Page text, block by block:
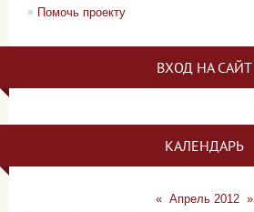
Помочь проекту
ВХОД НА САЙТ
КАЛЕНДАРЬ
« Апрель 2012 »